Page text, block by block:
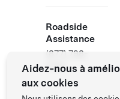
Roadside
Assistance
(877) 798-
3752
Aidez-nous à
aux cookies